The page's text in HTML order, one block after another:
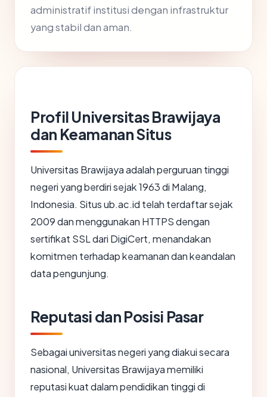
administratif institusi dengan infrastruktur
yang stabil dan aman.
Profil Universitas Brawijaya
dan Keamanan Situs
Universitas Brawijaya adalah perguruan tinggi
negeri yang berdiri sejak 1963 di Malang,
Indonesia. Situs ub.ac.id telah terdaftar sejak
2009 dan menggunakan HTTPS dengan
sertifikat SSL dari DigiCert, menandakan
komitmen terhadap keamanan dan keandalan
data pengunjung.
Reputasi dan Posisi Pasar
Sebagai universitas negeri yang diakui secara
nasional, Universitas Brawijaya memiliki
reputasi kuat dalam pendidikan tinggi di